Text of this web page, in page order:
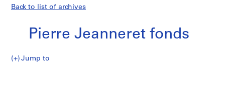
Back to list of archives
Pierre Jeanneret fonds
Jump to